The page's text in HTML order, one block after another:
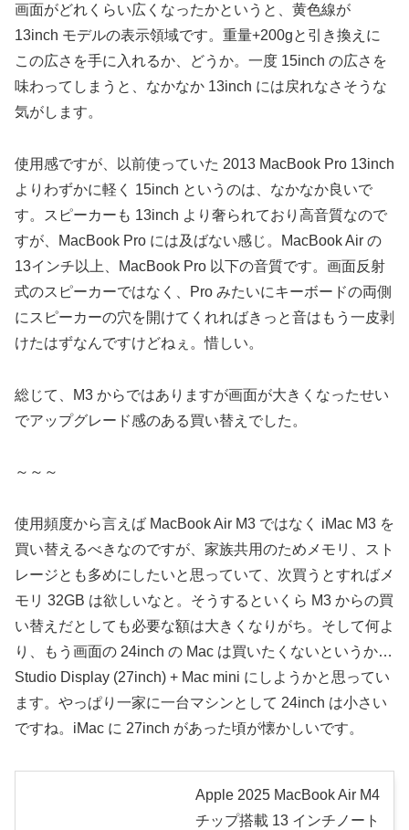
画面がどれくらい広くなったかというと、黄色線が
13inch モデルの表示領域です。重量+200gと引き換えに
この広さを手に入れるか、どうか。一度 15inch の広さを
味わってしまうと、なかなか 13inch には戻れなさそうな
気がします。
使用感ですが、以前使っていた 2013 MacBook Pro 13inch
よりわずかに軽く 15inch というのは、なかなか良いで
す。スピーカーも 13inch より奢られており高音質なので
すが、MacBook Pro には及ばない感じ。MacBook Air の
13インチ以上、MacBook Pro 以下の音質です。画面反射
式のスピーカーではなく、Pro みたいにキーボードの両側
にスピーカーの穴を開けてくれればきっと音はもう一皮剥
けたはずなんですけどねぇ。惜しい。
総じて、M3 からではありますが画面が大きくなったせい
でアップグレード感のある買い替えでした。
～～～
使用頻度から言えば MacBook Air M3 ではなく iMac M3 を
買い替えるべきなのですが、家族共用のためメモリ、スト
レージとも多めにしたいと思っていて、次買うとすればメ
モリ 32GB は欲しいなと。そうするといくら M3 からの買
い替えだとしても必要な額は大きくなりがち。そして何よ
り、もう画面の 24inch の Mac は買いたくないというか…
Studio Display (27inch) + Mac mini にしようかと思ってい
ます。やっぱり一家に一台マシンとして 24inch は小さい
ですね。iMac に 27inch があった頃が懐かしいです。
Apple 2025 MacBook Air M4
チップ搭載 13 インチノート